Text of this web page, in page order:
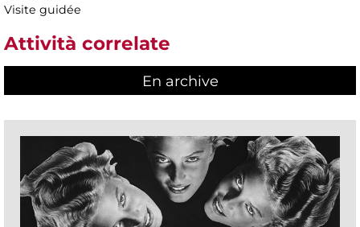
Visite guidée
Attività correlate
En archive